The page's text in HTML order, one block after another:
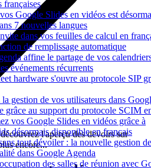
françaises
Google Slides en vidéos est
7 nouvelles langues
dans vos feuilles de calcul en
de remplissage automatique
affine le partage de vos
événements récurrents
hardware s'ouvre au protocole SIP
gestion de vos utilisateurs dans
grâce au support du protocole SCIM
vos Google Slides en vidéos grâce à
désormais disponible en français
tout dévoiler : la nouvelle gestion
dans Google Agenda
des salles de réunion avec
l'aperçu des devoirs sur
encore...